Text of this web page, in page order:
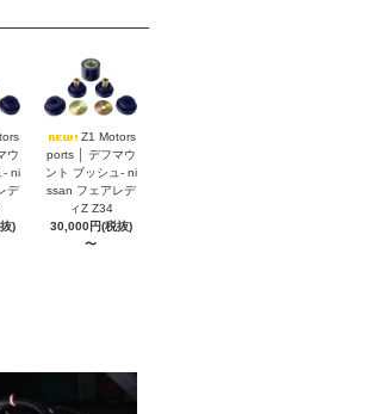
ウ
- ni
デ
)
Z1 Motors
ports │ デフマウ
ント ブッシュ- ni
ssan フェアレデ
ィZ Z34
30,000円(税抜)
〜